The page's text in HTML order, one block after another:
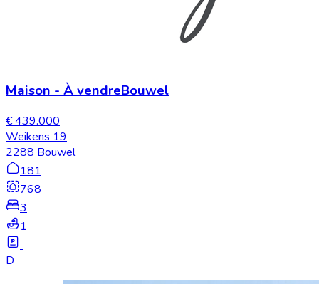
Maison - À vendreBouwel
€ 439.000
Weikens 19
2288 Bouwel
181
768
3
1
D